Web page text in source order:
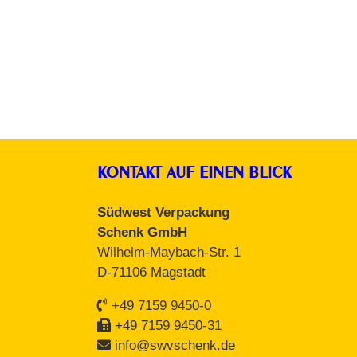
KONTAKT AUF EINEN BLICK
Südwest Verpackung
Schenk GmbH
Wilhelm-Maybach-Str. 1
D-71106 Magstadt
+49 7159 9450-0
+49 7159 9450-31
info@swvschenk.de